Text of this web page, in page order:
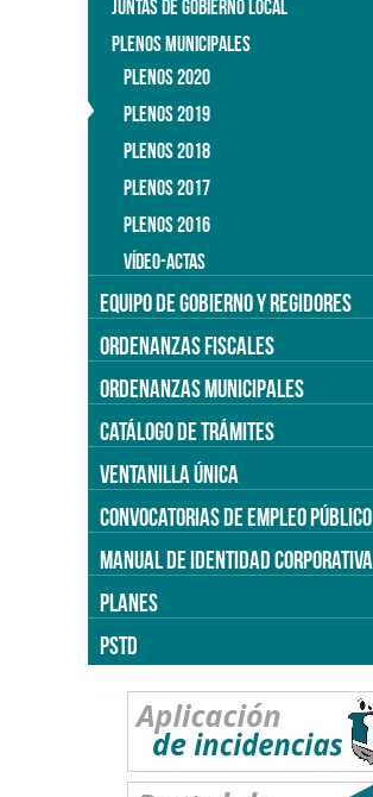
JUNTAS DE GOBIERNO LOCAL
PLENOS MUNICIPALES
PLENOS 2020
PLENOS 2019
PLENOS 2018
PLENOS 2017
PLENOS 2016
VÍDEO-ACTAS
EQUIPO DE GOBIERNO Y REGIDORES
ORDENANZAS FISCALES
ORDENANZAS MUNICIPALES
CATÁLOGO DE TRÁMITES
VENTANILLA ÚNICA
CONVOCATORIAS DE EMPLEO PÚBLICO
MANUAL DE IDENTIDAD CORPORATIVA
PLANES
PSTD